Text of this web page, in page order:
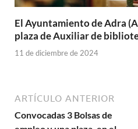
El Ayuntamiento de Adra
plaza de Auxiliar de
11 de diciembre de 2024
ARTÍCULO ANTERIOR
Convocadas 3 Bolsas de